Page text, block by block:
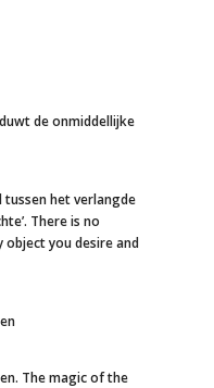
de onmiddellijke
tussen het verlangde
There is no
object you desire and
The magic of the